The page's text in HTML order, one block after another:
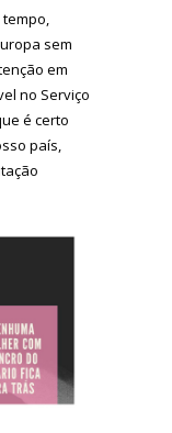
sem
em
no Serviço
é certo
país,